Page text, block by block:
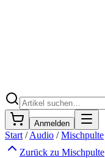
Anmelden
Start /Audio /Mischpulte
Zurück zu Mischpulte